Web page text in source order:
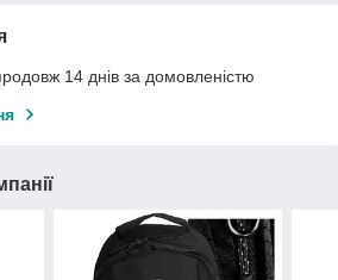
14 днів за домовленістю